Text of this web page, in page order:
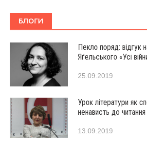
БЛОГИ
Пекло поряд: відгук
Яґельського «Усі
25.09.2019
Урок літератури як
ненависть до читання
13.09.2019